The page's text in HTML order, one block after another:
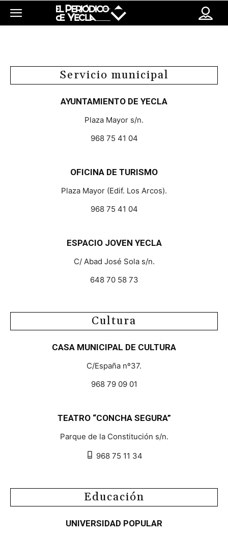
Servicio municipal
AYUNTAMIENTO DE YECLA
Plaza Mayor s/n.
968 75 41 04
OFICINA DE TURISMO
Plaza Mayor (Edif. Los Arcos).
968 75 41 04
ESPACIO JOVEN YECLA
C/ Abad José Sola s/n.
648 70 58 73
Cultura
CASA MUNICIPAL DE CULTURA
C/España nº37.
968 79 09 01
TEATRO “CONCHA SEGURA”
Parque de la Constitución s/n.
968 75 11 34
Educación
UNIVERSIDAD POPULAR